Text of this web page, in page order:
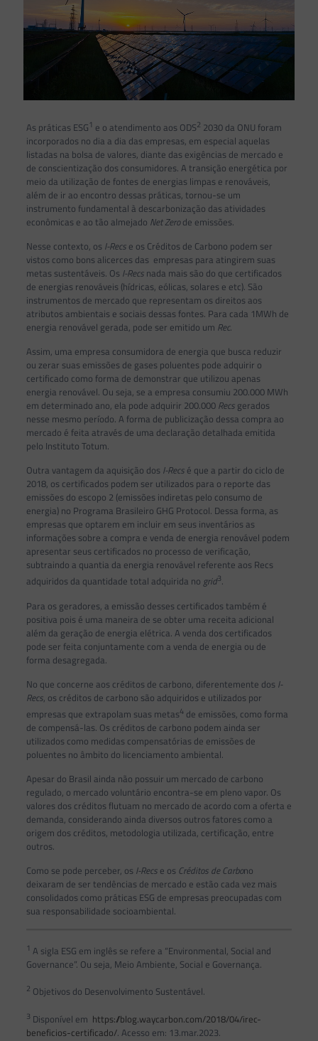
As práticas ESG1 e o atendimento aos ODS2 2030 da ONU foram
incorporados no dia a dia das empresas, em especial aquelas
listadas na bolsa de valores, diante das exigências de mercado e
de conscientização dos consumidores. A transição energética por
meio da utilização de fontes de energias limpas e renováveis,
além de ir ao encontro dessas práticas, tornou-se um
instrumento fundamental à descarbonização das atividades
econômicas e ao tão almejado Net Zerode emissões.
Nesse contexto, os I-Recs e os Créditos de Carbono podem ser
vistos como bons alicerces das empresas para atingirem suas
metas sustentáveis. Os I-Recsnada mais são do que certificados
de energias renováveis (hídricas, eólicas, solares e etc). São
instrumentos de mercado que representam os direitos aos
atributos ambientais e sociais dessas fontes. Para cada 1MWh de
energia renovável gerada, pode ser emitido um Rec.
Assim, uma empresa consumidora de energia que busca reduzir
ou zerar suas emissões de gases poluentes pode adquirir o
certificado como forma de demonstrar que utilizou apenas
energia renovável. Ou seja, se a empresa consumiu 200.000 MWh
em determinado ano, ela pode adquirir 200.000 Recsgerados
nesse mesmo período. A forma de publicização dessa compra ao
mercado é feita através de uma declaração detalhada emitida
pelo Instituto Totum.
Outra vantagem da aquisição dos I-Recs é que a partir do ciclo de
2018, os certificados podem ser utilizados para o reporte das
emissões do escopo 2 (emissões indiretas pelo consumo de
energia) no Programa Brasileiro GHG Protocol. Dessa forma, as
empresas que optarem em incluir em seus inventários as
informações sobre a compra e venda de energia renovável podem
apresentar seus certificados no processo de verificação,
subtraindo a quantia da energia renovável referente aos Recs
adquiridos da quantidade total adquirida no grid3.
Para os geradores, a emissão desses certificados também é
positiva pois é uma maneira de se obter uma receita adicional
além da geração de energia elétrica. A venda dos certificados
pode ser feita conjuntamente com a venda de energia ou de
forma desagregada.
No que concerne aos créditos de carbono, diferentemente dos I-
Recs, os créditos de carbono são adquiridos e utilizados por
empresas que extrapolam suas metas4 de emissões, como forma
de compensá-las. Os créditos de carbono podem ainda ser
utilizados como medidas compensatórias de emissões de
poluentes no âmbito do licenciamento ambiental.
Apesar do Brasil ainda não possuir um mercado de carbono
regulado, o mercado voluntário encontra-se em pleno vapor. Os
valores dos créditos flutuam no mercado de acordo com a oferta e
demanda, considerando ainda diversos outros fatores como a
origem dos créditos, metodologia utilizada, certificação, entre
outros.
Como se pode perceber, os I-Recse os Créditos de Carbono
deixaram de ser tendências de mercado e estão cada vez mais
consolidados como práticas ESG de empresas preocupadas com
sua responsabilidade socioambiental.
1 A sigla ESG em inglês se refere a “Environmental, Social and
Governance”. Ou seja, Meio Ambiente, Social e Governança.
2 Objetivos do Desenvolvimento Sustentável.
3 Disponível em https://blog.waycarbon.com/2018/04/irec-
beneficios-certificado/. Acesso em: 13.mar.2023.